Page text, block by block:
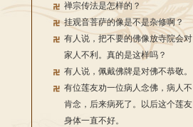
禅宗传法是怎样的？
挂观音菩萨的像是不是杂修啊？
有人说，把不要的佛像放寺院会对
家人不利。真的是这样吗？
有人说，佩戴佛牌是对佛不恭敬。
有位莲友劝一位病人念佛，病人不
肯念，后来病死了。以后这个莲友
身体一直不好。